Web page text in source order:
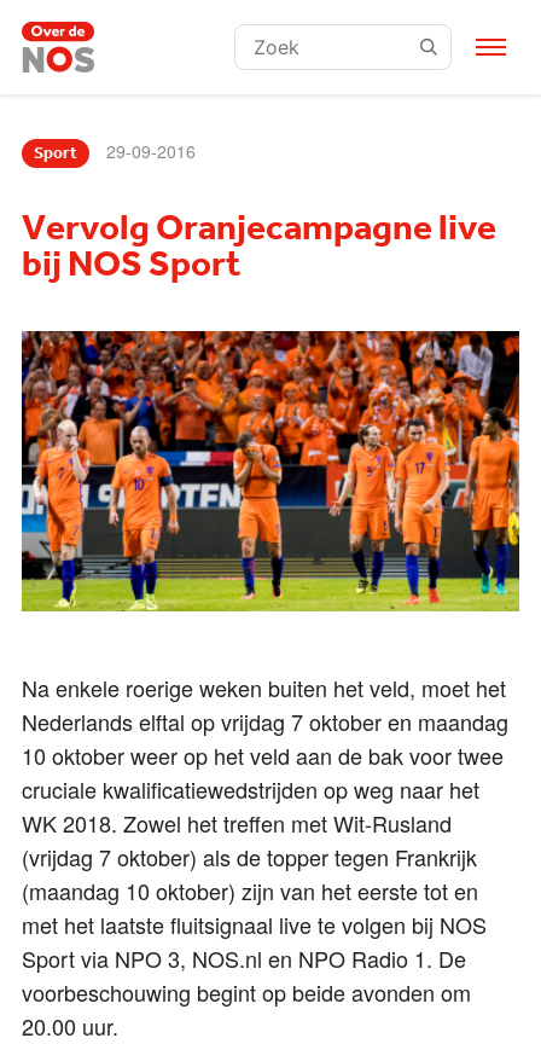
Zoeken:
Sport 29-09-2016
Vervolg Oranjecampagne live
bij NOS Sport
Na enkele roerige weken buiten het veld, moet het
Nederlands elftal op vrijdag 7 oktober en maandag
10 oktober weer op het veld aan de bak voor twee
cruciale kwalificatiewedstrijden op weg naar het
WK 2018. Zowel het treffen met Wit-Rusland
(vrijdag 7 oktober) als de topper tegen Frankrijk
(maandag 10 oktober) zijn van het eerste tot en
met het laatste fluitsignaal live te volgen bij NOS
Sport via NPO 3, NOS.nl en NPO Radio 1. De
voorbeschouwing begint op beide avonden om
20.00 uur.